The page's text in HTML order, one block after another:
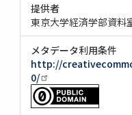
提供者
東京大学経済学部資料
メタデータ利用条件
http://
0/